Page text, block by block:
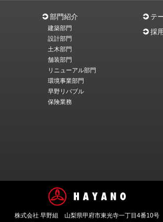
部門紹介
建築部門
設計部門
土木部門
舗装部門
リニューアル部門
環境事業部門
早野リバブル
保険業務
テ
採
株式会社 早野組 山梨県甲府市東光寺一丁目4番10号